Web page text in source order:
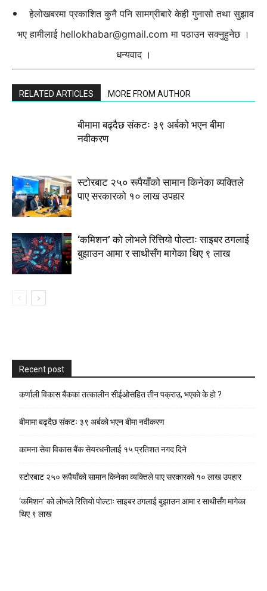
हेलोखबरमा प्रकाशित कुनै पनि सामग्रीबारे केही गुनासो तथा सुझाव
भए हामीलाई hellokhabar@gmail.com मा पठाउन सक्नुहुनेछ ।
धन्यवाद ।
RELATED ARTICLES MORE FROM AUTHOR
बीमामा बढ्दैछ संकटः ३९ अर्बको भएन बीमा
नवीकरण
स्टाेरबाट २५० रूपैयाँको सामान किनेका व्यक्तिले
पाए सरकारको १० लाख उपहार
‘कमिशन’ को लोभले रित्तियो पोल्टाः साइबर ठगलाई
बुझाउन आमा र साथीसँग मागेका थिए ९ लाख
Recent post
कर्णाली विकास बैंकका तत्कालीन सीईओसहित तीन पक्राउ, भएकाे के हाे ?
बीमामा बढ्दैछ संकटः ३९ अर्बको भएन बीमा नवीकरण
कामना सेवा विकास बैंक सेयरधनीलाई १५ प्रतिशत नगद दिने
स्टाेरबाट २५० रूपैयाँको सामान किनेका व्यक्तिले पाए सरकारको १० लाख उपहार
‘कमिशन’ को लोभले रित्तियो पोल्टाः साइबर ठगलाई बुझाउन आमा र साथीसँग मागेका
थिए ९ लाख